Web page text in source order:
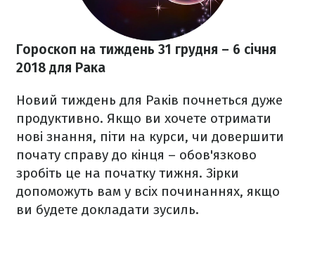
Гороскоп на тиждень 31 грудня – 6 січня
2018 для Рака
Новий тиждень для Раків почнеться дуже
продуктивно. Якщо ви хочете отримати
нові знання, піти на курси, чи довершити
почату справу до кінця – обов'язково
зробіть це на початку тижня. Зірки
допоможуть вам у всіх починаннях, якщо
ви будете докладати зусиль.